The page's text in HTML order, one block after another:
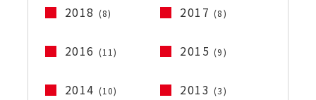
2018 (8) 2017 (8)
2016 (11) 2015 (9)
2014 (10) 2013 (3)